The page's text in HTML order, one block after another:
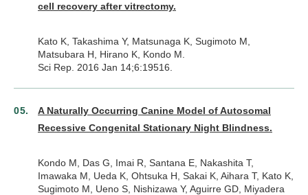
cell recovery after vitrectomy.
Kato K, Takashima Y, Matsunaga K, Sugimoto M,
Matsubara H, Hirano K, Kondo M.
Sci Rep. 2016 Jan 14;6:19516.
A Naturally Occurring Canine Model of Autosomal
Recessive Congenital Stationary Night Blindness.
Kondo M, Das G, Imai R, Santana E, Nakashita T,
Imawaka M, Ueda K, Ohtsuka H, Sakai K, Aihara T, Kato K,
Sugimoto M, Ueno S, Nishizawa Y, Aguirre GD, Miyadera